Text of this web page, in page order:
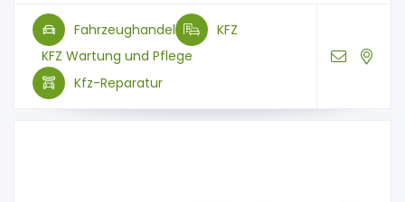
Fahrzeughandel
KFZ
KFZ Wartung und Pflege
Kfz-Reparatur